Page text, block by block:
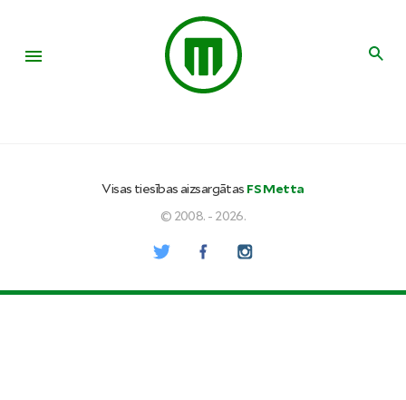
Visas tiesības aizsargātas FS Metta
© 2008. - 2026.